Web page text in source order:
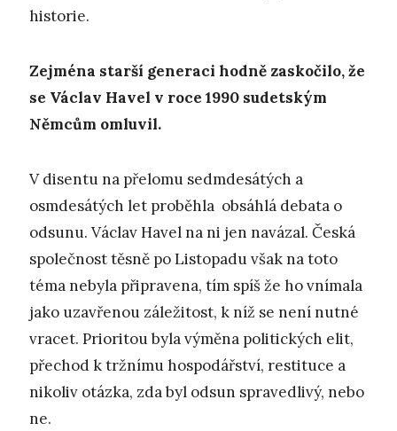
historie.
Zejména starší generaci hodně zaskočilo, že
se Václav Havel v roce 1990 sudetským
Němcům omluvil.
V disentu na přelomu sedmdesátých a
osmdesátých let proběhla obsáhlá debata o
odsunu. Václav Havel na ni jen navázal. Česká
společnost těsně po Listopadu však na toto
téma nebyla připravena, tím spíš že ho vnímala
jako uzavřenou záležitost, k níž se není nutné
vracet. Prioritou byla výměna politických elit,
přechod k tržnímu hospodářství, restituce a
nikoliv otázka, zda byl odsun spravedlivý, nebo
ne.